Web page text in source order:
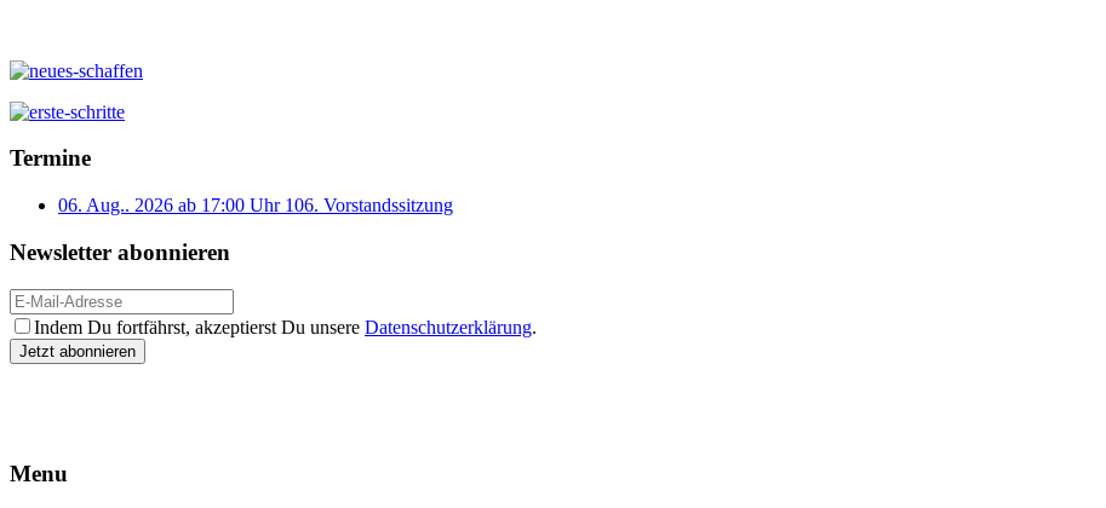
Termine
06. Aug.. 2026 ab 17:00 Uhr 106. Vorstandssitzung
Newsletter abonnieren
Indem Du fortfährst, akzeptierst Du unsere Datenschutzerklärung.
Menu